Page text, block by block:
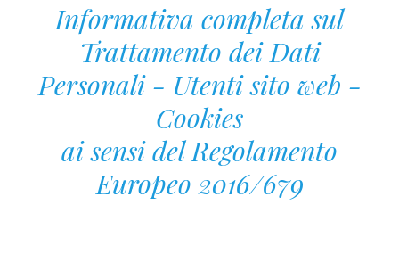
Informativa completa sul
Trattamento dei Dati
Personali - Utenti sito web -
Cookies
ai sensi del Regolamento
Europeo 2016/679